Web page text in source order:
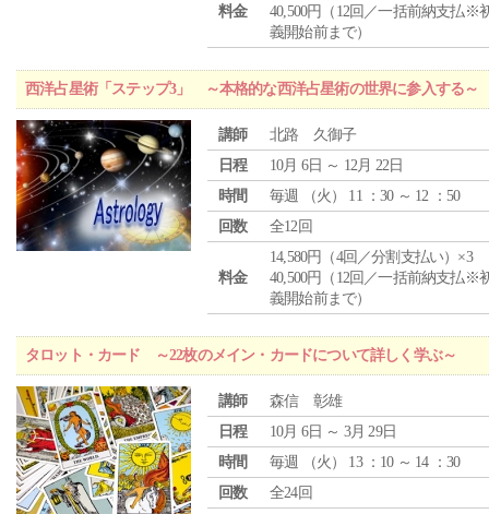
料金
40,500円（12回／一括前納支払※
義開始前まで）
西洋占星術「ステップ3」 ～本格的な西洋占星術の世界に参入する～
講師
北路 久御子
日程
10月 6日 ～ 12月 22日
時間
毎週 （火 ） 11 ：30 ～ 12 ：50
回数
全12回
料金
14,580円（4回／分割支払い）×3
40,500円（12回／一括前納支払※
義開始前まで）
タロット・カード ～22枚のメイン・カードについて詳しく学ぶ～
講師
森信 彰雄
日程
10月 6日 ～ 3月 29日
時間
毎週 （火 ） 13 ：10 ～ 14 ：30
回数
全24回